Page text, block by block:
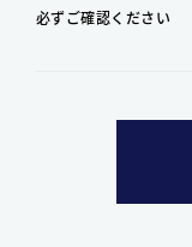
必ずご確認ください